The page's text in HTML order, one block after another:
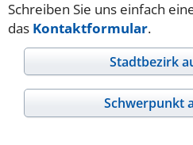
Schreiben Sie uns einfach
das Kontaktformular.
Stadtbezirk
Schwerpunkt